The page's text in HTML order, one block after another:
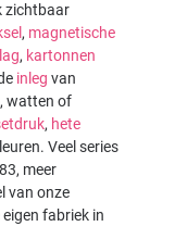
zichtbaar
, magnetische
, kartonnen
inleg van
watten of
, hete
Veel series
meer
van onze
fabriek in